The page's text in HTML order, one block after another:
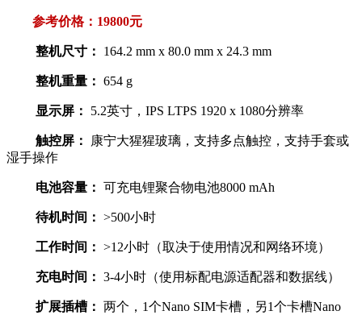
参考价格：19800元
整机尺寸： 164.2 mm x 80.0 mm x 24.3 mm
整机重量： 654 g
显示屏： 5.2英寸，IPS LTPS 1920 x 1080分辨率
触控屏：
康宁大猩猩玻璃，支持多点触控，支持手套或
湿手操作
电池容量： 可充电锂聚合物电池8000 mAh
待机时间： >500小时
工作时间： >12小时（取决于使用情况和网络环境）
充电时间： 3-4小时（使用标配电源适配器和数据线）
扩展插槽： 两个，1个Nano SIM卡槽，另1个卡槽Nano